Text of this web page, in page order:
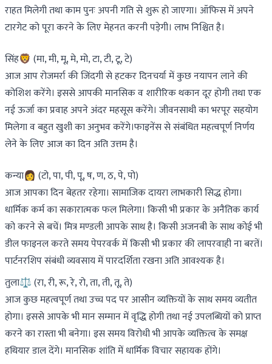
राहत मिलेगी तथा काम पुनः अपनी गति से शुरू हो जाएगा। ऑफिस में अपने
टारगेट को पूरा करने के लिए मेहनत करनी पड़ेगी। लाभ निश्चित है।
सिंह🦁 (मा, मी, मू, मे, मो, टा, टी, टू, टे)
आज आप रोजमर्रा की जिंदगी से हटकर दिनचर्या में कुछ नयापन लाने की
कोशिश करेंगे। इससे आपकी मानसिक व शारीरिक थकान दूर होगी तथा एक
नई ऊर्जा का प्रवाह अपने अंदर महसूस करेंगे। जीवनसाथी का भरपूर सहयोग
मिलेगा व बहुत खुशी का अनुभव करेंगे।फाइनेंस से संबंधित महत्वपूर्ण निर्णय
लेने के लिए आज का दिन अति उत्तम है।
कन्या👩 (टो, पा, पी, पू, ष, ण, ठ, पे, पो)
आज आपका दिन बेहतर रहेगा। सामाजिक दायरा लाभकारी सिद्ध होगा।
धार्मिक कर्म का सकारात्मक फल मिलेगा। किसी भी प्रकार के अनैतिक कार्य
को करने से बचें। मित्र मण्डली आपके साथ है। किसी अजनबी के साथ कोई भी
डील फाइनल करते समय पेपरवर्क में किसी भी प्रकार की लापरवाही ना बरतें।
पार्टनरशिप संबंधी व्यवसाय में पारदर्शिता रखना अति आवश्यक है।
तुला⚖️ (रा, री, रू, रे, रो, ता, ती, तू, ते)
आज कुछ महत्वपूर्ण तथा उच्च पद पर आसीन व्यक्तियों के साथ समय व्यतीत
होगा। इससे आपके भी मान सम्मान में वृद्धि होगी तथा नई उपलब्धियों को प्राप्त
करने का रास्ता भी बनेगा। इस समय विरोधी भी आपके व्यक्तित्व के समक्ष
हथियार डाल देंगे। मानसिक शांति में धार्मिक विचार सहायक होंगे।